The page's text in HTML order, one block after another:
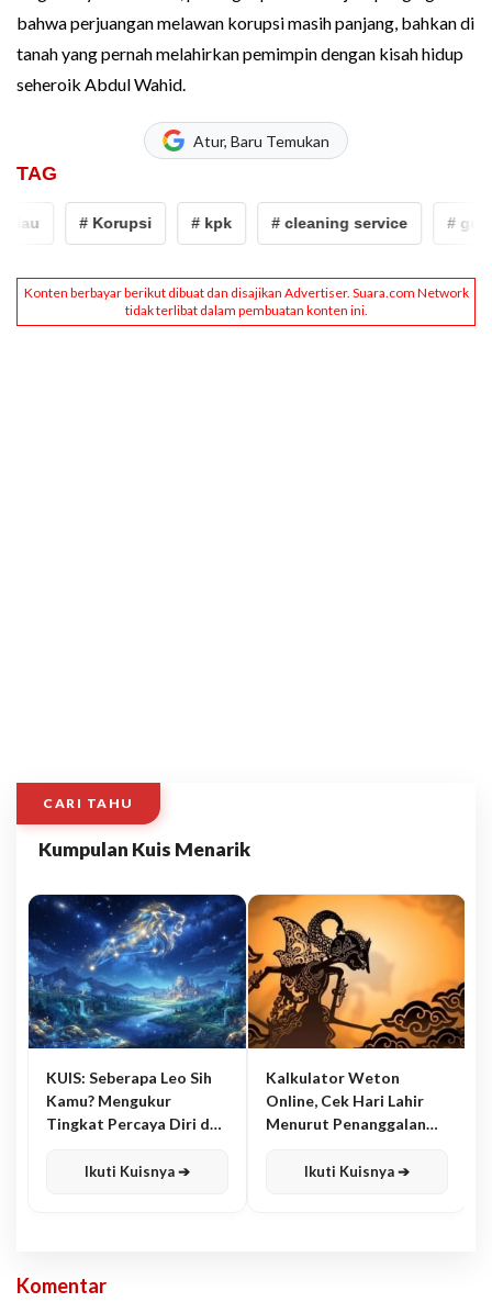
bahwa perjuangan melawan korupsi masih panjang, bahkan di
tanah yang pernah melahirkan pemimpin dengan kisah hidup
seheroik Abdul Wahid.
Atur, Baru Temukan
TAG
# Korupsi # kpk # cleaning service #
CARI TAHU
Kumpulan Kuis Menarik
KUIS: Seberapa Leo Sih
Kamu? Mengukur
Tingkat Percaya Diri dan
Ikuti Kuisnya ➔
Kalkulator Weton
Online, Cek Hari Lahir
Menurut Penanggalan
Ikuti Kuisnya ➔
Komentar